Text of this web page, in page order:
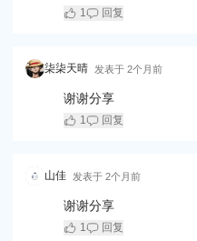
1 回复
柒柒天晴 发表于 2个月前
谢谢分享
1 回复
山佳 发表于 2个月前
谢谢分享
1 回复